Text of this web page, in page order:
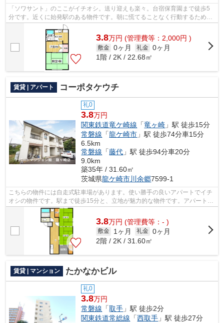
「ソワサント」のここがイチオシ。送り迎えも楽々。台宿保育園まで徒歩5
分です。近くに始発駅のある物件です。朝に慌てることなく行動するために
駅から徒歩8分の駅近物件はいかがでし...
3.8万円 (管理費等：2,000円 )
敷金 0ヶ月 礼金 0ヶ月
1階 / 2K / 22.68㎡
賃貸 | アパート コーポタケウチ
礼0
3.8万円
関東鉄道竜ケ崎線 「竜ヶ崎 」駅 徒歩15分
常磐線 「龍ケ崎市 」駅 徒歩74分車15分
6.5km
常磐線 「藤代 」駅 徒歩94分車20分
9.0km
築35年 / 31.60㎡
茨城県龍ケ崎市川余郷7599-1
こちらの物件には自走式駐車場があります。使い勝手の良いアパートでイチ
オシの物件です。駅まで徒歩15分と、立地が魅力的な物件です。アパートマ
ンション館 龍ヶ崎店が紹介する関東...
3.8万円 (管理費等：- )
敷金 1ヶ月 礼金 0ヶ月
2階 / 2K / 31.60㎡
賃貸 | マンション たかなかビル
礼0
3.8万円
常磐線 「取手 」駅 徒歩2分
関東鉄道常総線 「西取手 」駅 徒歩27分